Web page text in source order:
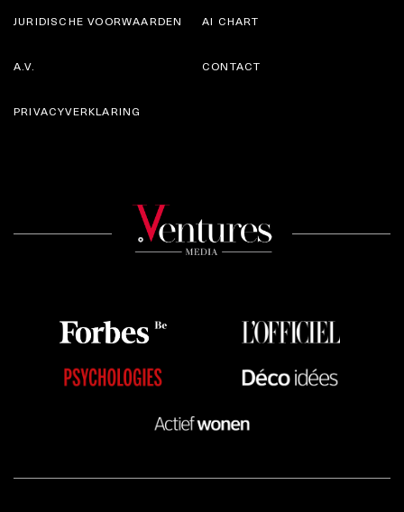
JURIDISCHE VOORWAARDEN
A.V.
AI CHART
CONTACT
PRIVACYVERKLARING